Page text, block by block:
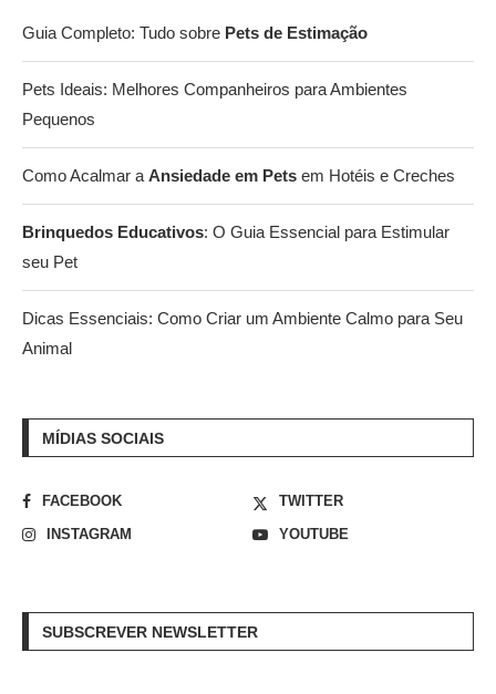
Guia Completo: Tudo sobre Pets de Estimação
Pets Ideais: Melhores Companheiros para Ambientes
Pequenos
Como Acalmar a Ansiedade em Pets em Hotéis e Creches
Brinquedos Educativos: O Guia Essencial para Estimular
seu Pet
Dicas Essenciais: Como Criar um Ambiente Calmo para Seu
Animal
MÍDIAS SOCIAIS
FACEBOOK
TWITTER
INSTAGRAM
YOUTUBE
SUBSCREVER NEWSLETTER